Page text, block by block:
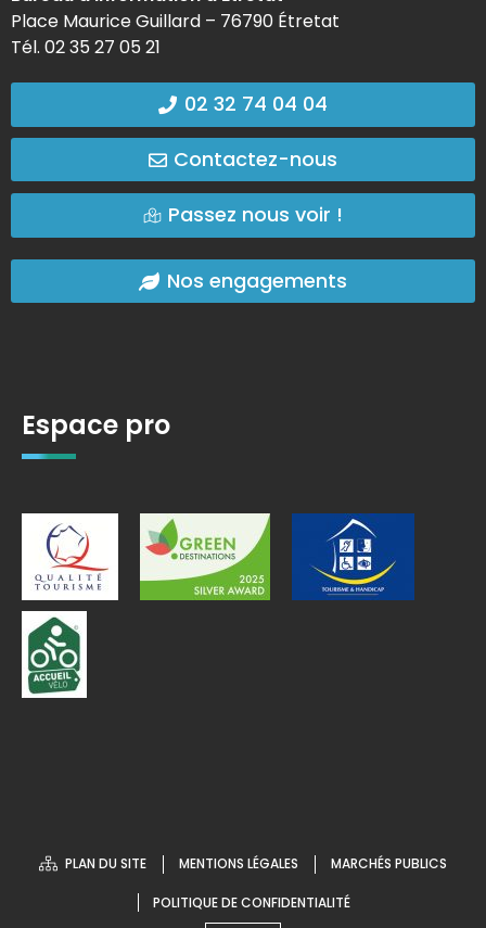
Place Maurice Guillard – 76790 Étretat
Tél. 02 35 27 05 21
02 32 74 04 04
Contactez-nous
Passez nous voir !
Nos engagements
Espace pro
PLAN DU SITE MENTIONS LÉGALES MARCHÉS PUBLICS
POLITIQUE DE CONFIDENTIALITÉ